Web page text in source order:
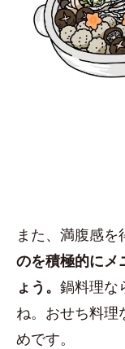
また、満腹感を
のを積極的にメ
ょう。 鍋料理な
ね。おせち料理
めです。